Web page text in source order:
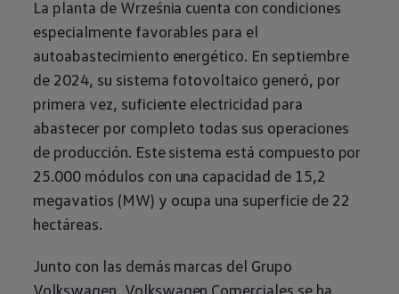
La planta de Września cuenta con condiciones
especialmente favorables para el
autoabastecimiento energético. En septiembre
de 2024, su sistema fotovoltaico generó, por
primera vez, suficiente electricidad para
abastecer por completo todas sus operaciones
de producción. Este sistema está compuesto por
25.000 módulos con una capacidad de 15,2
megavatios (MW) y ocupa una superficie de 22
hectáreas.
Junto con las demás marcas del Grupo
Volkswagen, Volkswagen Comerciales se ha